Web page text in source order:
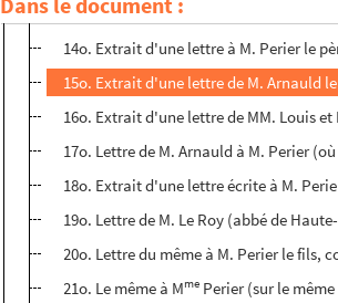
13o. Anecdote (comment M. de Sacy
14o. Extrait d'une lettre à M. Perier le
15o. Extrait d'une lettre de M. Arnauld
16o. Extrait d'une lettre de MM. Louis
17o. Lettre de M. Arnauld à M. Perier
18o. Extrait d'une lettre écrite à M.
19o. Lettre de M. Le Roy (abbé de
20o. Lettre du même à M. Perier le fils,
21o. Le même à Mme Perier (sur le